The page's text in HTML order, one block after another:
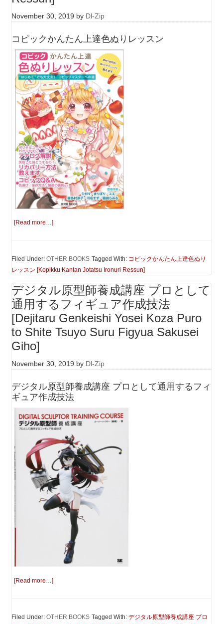
November 30, 2019 by Dl-Zip
コピックかんたん上達色ぬりレッスン
[Read more…]
Filed Under:OTHER BOOKS Tagged With: コピックかんたん上達色ぬり
レッスン [Kopikku Kantan Jotatsu Ironuri Ressun]
デジタル原型師養成講座 プロとして
通用するフィギュア作成技法
[Dejitaru Genkeishi Yosei Koza Puro
to Shite Tsuyo Suru Figyua Sakusei
Giho]
November 30, 2019 by Dl-Zip
デジタル原型師養成講座 プロとして通用するフィ
ギュア作成技法
[Read more…]
Filed Under:OTHER BOOKS Tagged With:デジタル原型師養成講座 プロ